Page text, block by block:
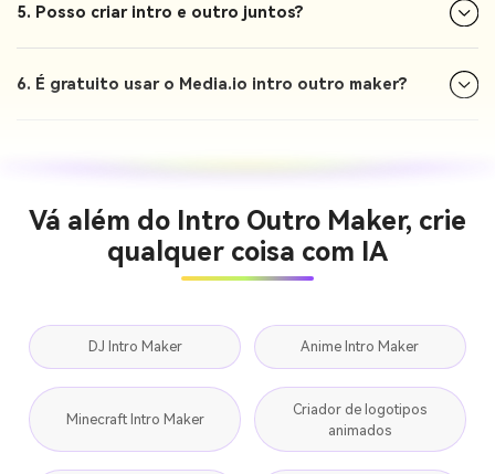
5. Posso criar intro e outro juntos?
6. É gratuito usar o Media.io intro outro maker?
Vá além do Intro Outro Maker, crie
qualquer coisa com IA
DJ Intro Maker Anime Intro Maker
Minecraft Intro Maker
Criador de logotipos
animados